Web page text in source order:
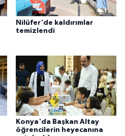
Nilüfer'de kaldırımlar
temizlendi
Konya'da Başkan Altay
öğrencilerin heyecanına